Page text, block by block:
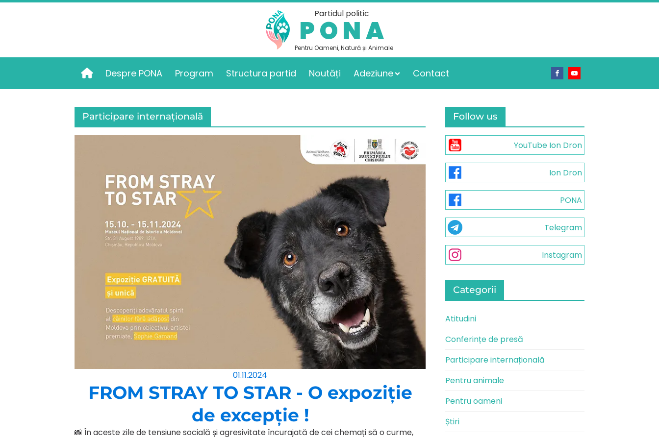
Partidul politic
PONA
Pentru Oameni, Natură și Animale
AcasăDespre PONA Program Structura partid Noutăți Adeziune Contact
Participare internațională
01.11.2024
FROM STRAY TO STAR - O expoziție
de excepție !
📸 În aceste zile de tensiune socială și agresivitate încurajată de cei chemați să o curme,
Follow us
YouTube Ion Dron
Ion Dron
PONA
Telegram
Instagram
Categorii
Atitudini
Conferințe de presă
Participare internațională
Pentru animale
Pentru oameni
Știri